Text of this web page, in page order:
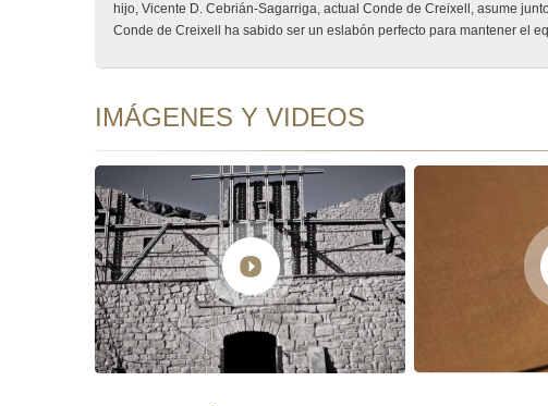
hijo, Vicente D. Cebrián-Sagarriga, actual Conde de Creixell, asume
Conde de Creixell ha sabido ser un eslabón perfecto para mantener el
IMÁGENES Y VIDEOS